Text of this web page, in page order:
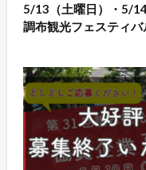
5/13（土曜日）・5/
調布観光フェスティバ